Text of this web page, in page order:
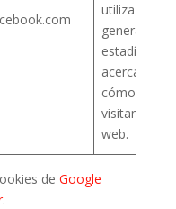
utiliza para
generar
estadísticos
acerca de
cómo utiliza
visitante el
web.
de Google
.